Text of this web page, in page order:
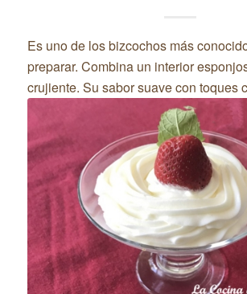
Es uno de los bizcochos más
preparar. Combina un interior
crujiente. Su sabor suave con toques